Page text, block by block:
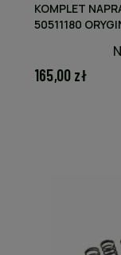
KOMPLET
50511180
165,00 zł